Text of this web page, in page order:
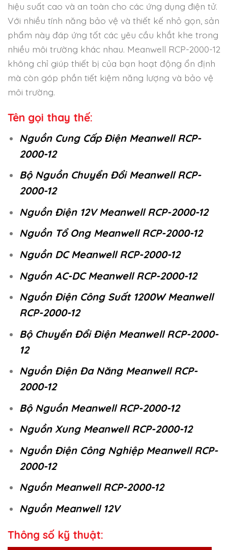
hiệu suất cao và an toàn cho các ứng dụng điện tử.
Với nhiều tính năng bảo vệ và thiết kế nhỏ gọn, sản
phẩm này đáp ứng tốt các yêu cầu khắt khe trong
nhiều môi trường khác nhau. Meanwell RCP-2000-12
không chỉ giúp thiết bị của bạn hoạt động ổn định
mà còn góp phần tiết kiệm năng lượng và bảo vệ
môi trường.
Tên gọi thay thế:
Nguồn Cung Cấp Điện Meanwell RCP-
2000-12
Bộ Nguồn Chuyển Đổi Meanwell RCP-
2000-12
Nguồn Điện 12V Meanwell RCP-2000-12
Nguồn Tổ Ong Meanwell RCP-2000-12
Nguồn DC Meanwell RCP-2000-12
Nguồn AC-DC Meanwell RCP-2000-12
Nguồn Điện Công Suất 1200W Meanwell
RCP-2000-12
Bộ Chuyển Đổi Điện Meanwell RCP-2000-
12
Nguồn Điện Đa Năng Meanwell RCP-
2000-12
Bộ Nguồn Meanwell RCP-2000-12
Nguồn Xung Meanwell RCP-2000-12
Nguồn Điện Công Nghiệp Meanwell RCP-
2000-12
Nguồn Meanwell RCP-2000-12
Nguồn Meanwell 12V
Thông số kỹ thuật: